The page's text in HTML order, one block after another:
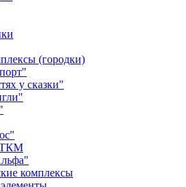
(городки)
у сказки"
ТКМ
комплексы